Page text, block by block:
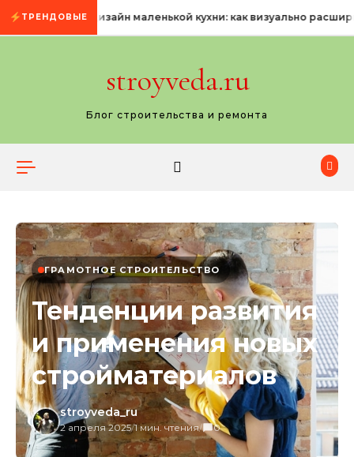
Промотать к содержимому
ТРЕНДОВЫЕДизайн маленькой кухни: как визуально
stroyveda.ru
Блог строительства и ремонта
ГРАМОТНОЕ СТРОИТЕЛЬСТВО
Тенденции развития
и применения новых
стройматериалов
stroyveda_ru
2 апреля 2025/1 мин. чтения/ 0